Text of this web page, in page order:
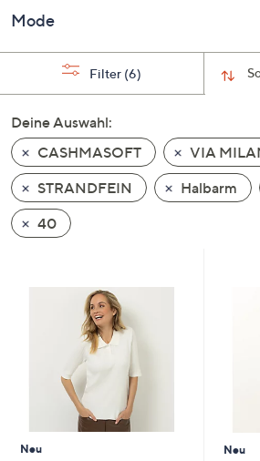
Pfeiltasten
nach
und
nach
unten
oder
wischen
Sie
auf
anzuzeigen.
Mode
Filter (6)
Deine Auswahl:
CASHMASOFT
VIA
STRANDFEIN
Halbarm
40
Neu
Neu